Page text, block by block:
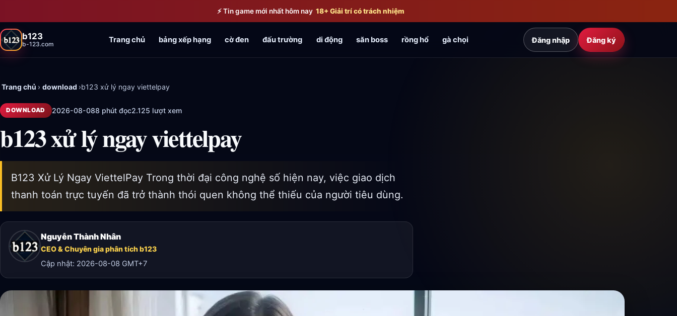
⚡ Tin game mới nhất hôm nay 18+ Giải trí có trách nhiệm
b123
b-123.com Trang chủ bảng xếp hạng cờ đen đấu trường di động săn boss rồng hổ gà chọi Đăng nhập Đăng ký
Trang chủ › download ›b123 xử lý ngay viettelpay
DOWNLOAD 2026-08-088 phút đọc2.125 lượt xem
b123 xử lý ngay viettelpay
B123 Xử Lý Ngay ViettelPay Trong thời đại công nghệ số hiện nay, việc giao dịch
thanh toán trực tuyến đã trở thành thói quen không thể thiếu của người tiêu dùng.
Nguyễn Thành Nhân
CEO & Chuyên gia phân tích b123
Cập nhật: 2026-08-08 GMT+7